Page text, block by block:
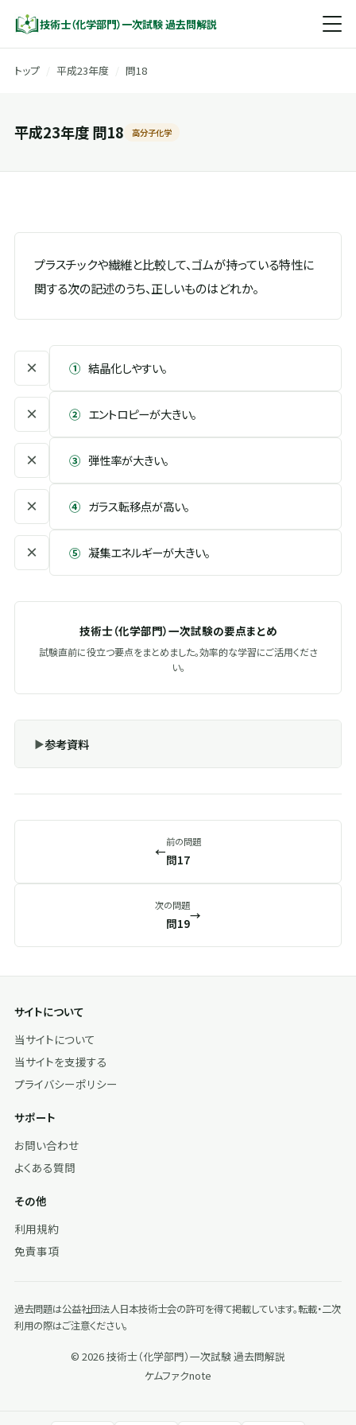
技術士（化学部門）一次試験 過去問解説
トップ 平成23年度 問18
平成23年度 問18 高分子化学
プラスチックや繊維と比較して、ゴムが持っている特性に
関する次の記述のうち、正しいものはどれか。
× ① 結晶化しやすい。
× ② エントロピーが大きい。
× ③ 弾性率が大きい。
× ④ ガラス転移点が高い。
× ⑤ 凝集エネルギーが大きい。
技術士（化学部門）一次試験の要点まとめ
試験直前に役立つ要点をまとめました。効率的な学習にご活用くださ
い。
参考資料
←
前の問題
問17
次の問題
問19
→
サイトについて
当サイトについて
当サイトを支援する
プライバシーポリシー
サポート
お問い合わせ
よくある質問
その他
利用規約
免責事項
過去問題は公益社団法人日本技術士会の許可を得て掲載しています。転載・二次
利用の際はご注意ください。
© 2026 技術士（化学部門）一次試験 過去問解説
ケムファクnote